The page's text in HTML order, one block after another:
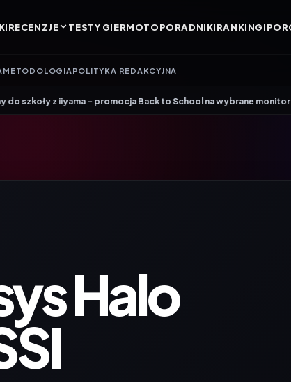
RECENZJE TESTY GIERMOTOPORADNIKIRANKINGI
METODOLOGIA POLITYKA REDAKCYJNA
– promocja Back to School na wybrane monitory•Patriot i
Halo